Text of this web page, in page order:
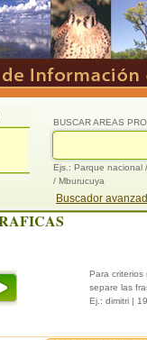
BUSCAR AREAS
Ejs.: Parque nacional
/ Mburucuya
Buscador
Para criterios
separe las
Ej.: dimitri |